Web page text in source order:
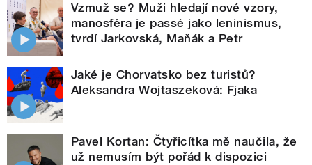
Vzmuž se? Muži hledají nové vzory,
manosféra je passé jako leninismus,
tvrdí Jarkovská, Maňák a Petr
Jaké je Chorvatsko bez turistů?
Aleksandra Wojtaszeková: Fjaka
Pavel Kortan: Čtyřicítka mě naučila, že
už nemusím být pořád k dispozici